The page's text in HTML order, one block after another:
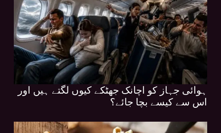
ہوائی جہاز کو اچانک جھٹکے کیوں لگتے ہیں اور
اس سے کیسے بچا جائے؟